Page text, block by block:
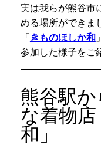
実は我らが熊谷市
める場所ができ
「きものほしか和
参加した様子をご
熊谷駅
な着物
和」